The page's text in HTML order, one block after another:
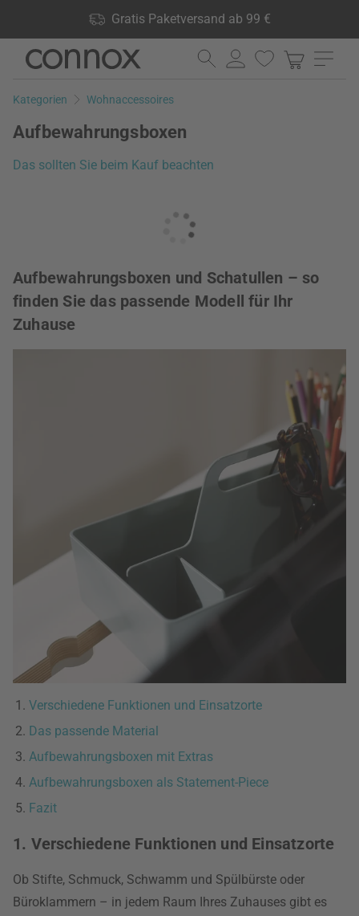
Gratis Paketversand ab 99 €
lagernd, 60 Tage Rückgaberecht
Direkt
Seiteninhalt
Direkt
Suchfeld
Kategorien Wohnaccessoires
Aufbewahrungsboxen
Das sollten Sie beim Kauf beachten
Aufbewahrungsboxen und Schatullen – so
finden Sie das passende Modell für Ihr
Zuhause
Verschiedene Funktionen und Einsatzorte
Das passende Material
Aufbewahrungsboxen mit Extras
Aufbewahrungsboxen als Statement-Piece
Fazit
1. Verschiedene Funktionen und Einsatzorte
Ob Stifte, Schmuck, Schwamm und Spülbürste oder
Büroklammern – in jedem Raum Ihres Zuhauses gibt es